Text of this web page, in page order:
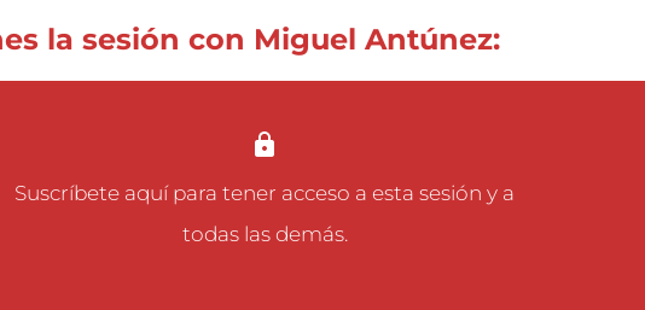
la sesión con Miguel Antúnez:
Suscríbete aquípara tener acceso a esta sesión y a
todas las demás.